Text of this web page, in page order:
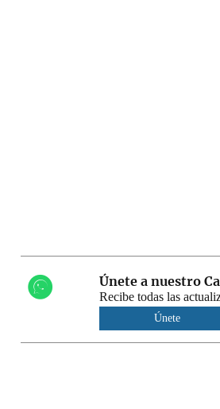
Únete a nuestro
Recibe todas las
Únete